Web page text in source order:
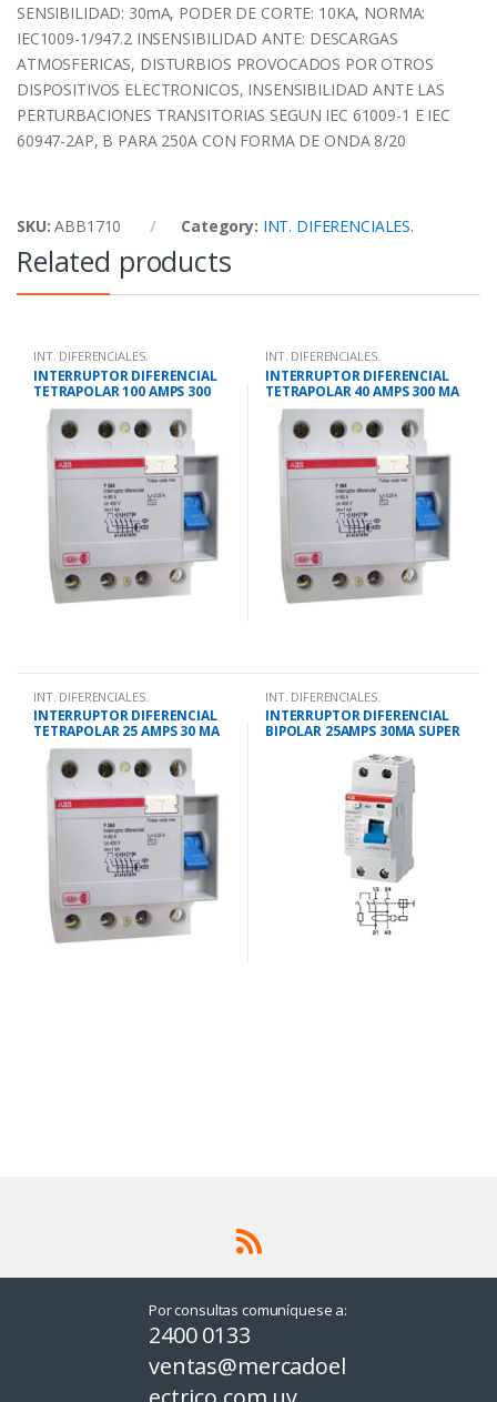
SENSIBILIDAD: 30mA, PODER DE CORTE: 10KA, NORMA:
IEC1009-1/947.2 INSENSIBILIDAD ANTE: DESCARGAS
ATMOSFERICAS, DISTURBIOS PROVOCADOS POR OTROS
DISPOSITIVOS ELECTRONICOS, INSENSIBILIDAD ANTE LAS
PERTURBACIONES TRANSITORIAS SEGUN IEC 61009-1 E IEC
60947-2AP, B PARA 250A CON FORMA DE ONDA 8/20
SKU:ABB1710 Category: INT. DIFERENCIALES.
Related products
INT. DIFERENCIALES.
INTERRUPTOR DIFERENCIAL
TETRAPOLAR 100 AMPS 300
MA
INT. DIFERENCIALES.
INTERRUPTOR DIFERENCIAL
TETRAPOLAR 40 AMPS 300 MA
INT. DIFERENCIALES.
INTERRUPTOR DIFERENCIAL
TETRAPOLAR 25 AMPS 30 MA
INT. DIFERENCIALES.
INTERRUPTOR DIFERENCIAL
BIPOLAR 25AMPS 30MA SUPER
Por consultas comuníquese a:
2400 0133
ventas@mercadoel